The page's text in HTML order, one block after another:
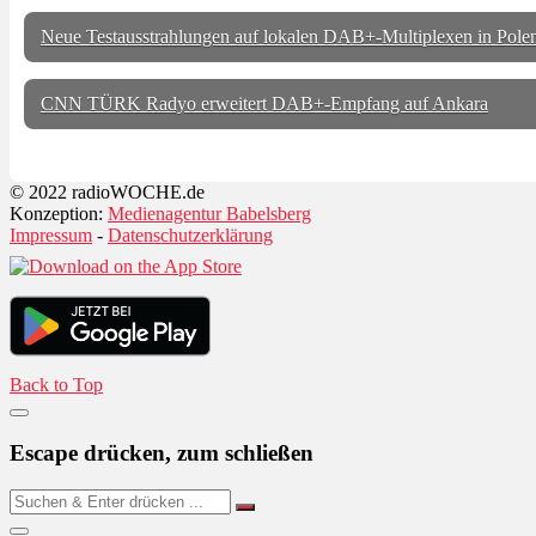
Neue Testausstrahlungen auf lokalen DAB+-Multiplexen in
CNN TÜRK Radyo erweitert DAB+-Empfang auf Ankara
© 2022 radioWOCHE.de
Konzeption: Medienagentur Babelsberg
Impressum - Datenschutzerklärung
Back to Top
Escape drücken, zum schließen